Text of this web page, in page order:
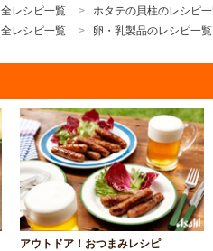
全レシピ一覧
ホタテの貝柱のレシピ
全レシピ一覧 卵・乳製品のレシピ一覧
アウトドア！おつまみレシピ